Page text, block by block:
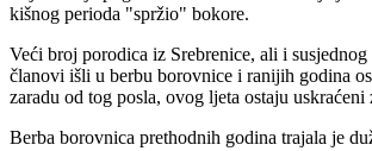
kišnog perioda "spržio" bokore.
Veći broj porodica iz Srebrenice, ali i
članovi išli u berbu borovnice i ranijih godina
zaradu od tog posla, ovog ljeta ostaju uskraćeni
Berba borovnica prethodnih godina trajala je